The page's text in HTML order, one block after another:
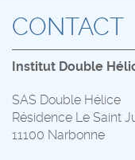
CONTACT
Institut Double
SAS Double Hélice
Résidence Le Saint
11100 Narbonne